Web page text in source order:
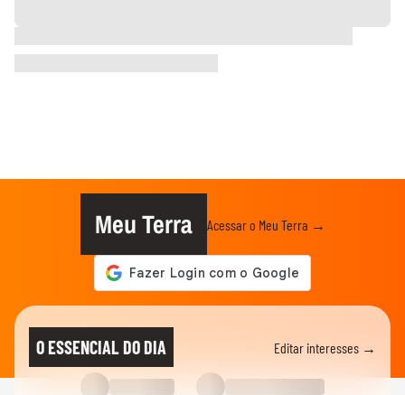
Meu Terra Acessar o Meu Terra →
O ESSENCIAL DO DIA Editar interesses →